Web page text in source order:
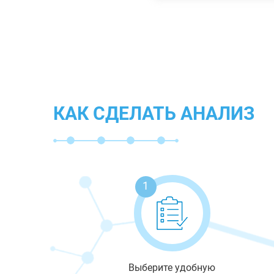
КАК СДЕЛАТЬ АНАЛИЗ
1
Выберите удобную